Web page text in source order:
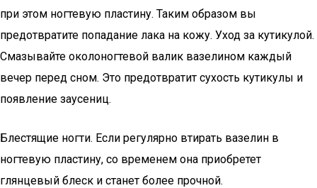
при этом ногтевую пластину. Таким образом вы
предотвратите попадание лака на кожу. Уход за кутикулой.
Смазывайте околоногтевой валик вазелином каждый
вечер перед сном. Это предотвратит сухость кутикулы и
появление заусениц.
Блестящие ногти. Если регулярно втирать вазелин в
ногтевую пластину, со временем она приобретет
глянцевый блеск и станет более прочной.